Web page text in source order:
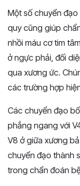
Một số chuyển
quy cũng giúp
nhồi máu cơ tim
ở ngực phải, đối
qua xương ức.
các trường hợp
Các chuyển đạo
phẳng ngang với
V8 ở giữa xương
chuyển đạo thành
trong chẩn đoán